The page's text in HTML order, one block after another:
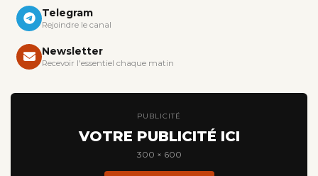
Telegram
Rejoindre le canal
Newsletter
Recevoir l'essentiel chaque matin
PUBLICITÉ
VOTRE PUBLICITÉ ICI
300 × 600